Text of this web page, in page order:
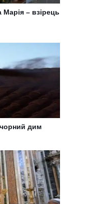
– взірець
дим